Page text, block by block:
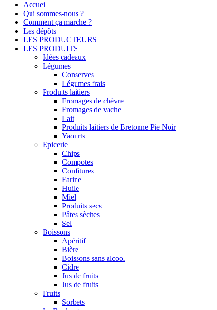
Accueil
Qui sommes-nous ?
Comment ça marche ?
Les dépôts
LES PRODUCTEURS
LES PRODUITS
Idées cadeaux
Légumes
Conserves
Légumes frais
Produits laitiers
Fromages de chèvre
Fromages de vache
Lait
Produits laitiers de Bretonne Pie Noir
Yaourts
Epicerie
Chips
Compotes
Confitures
Farine
Huile
Miel
Produits secs
Pâtes sèches
Sel
Boissons
Apéritif
Bière
Boissons sans alcool
Cidre
Jus de fruits
Jus de fruits
Fruits
Sorbets